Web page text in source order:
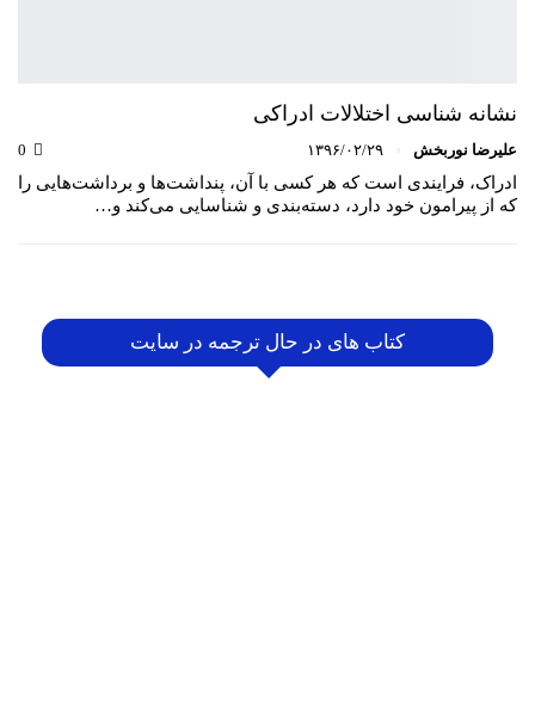
نشانه شناسی اختلالات ادراکی
علیرضا نوربخش ۱۳۹۶/۰۲/۲۹
ادراک، فرایندی است که هر کسی با آن، پنداشت‌ها و برداشت‌هایی را
که از پیرامون خود دارد، دسته‌بندی و شناسایی می‌کند و…
کتاب های در حال ترجمه در سایت